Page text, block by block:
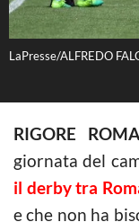
LaPresse/ALFREDO
RIGORE
giornata del
il derby tra
e che non ha